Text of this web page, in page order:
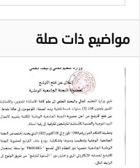
مواضيع ذات صلة